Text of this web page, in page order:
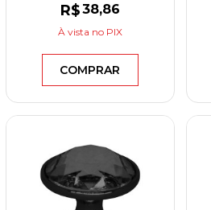
R$38,86
À vista no PIX
COMPRAR